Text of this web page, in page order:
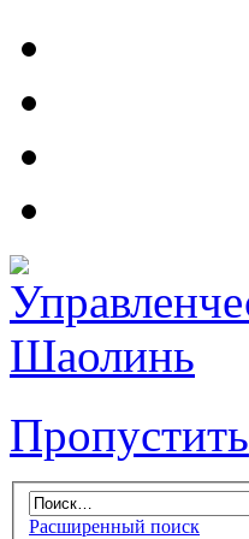
Пропустить
Расширенный поиск